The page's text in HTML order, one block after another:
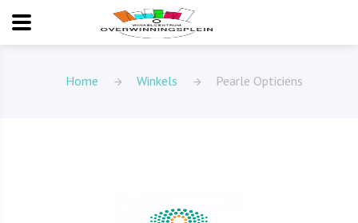
Home Winkels Pearle Opticiens